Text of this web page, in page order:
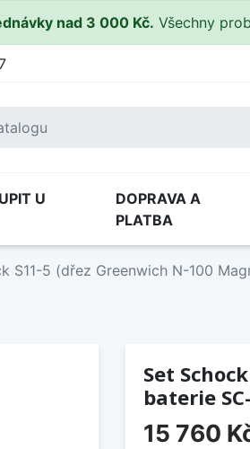
nad 3 000 Kč. Všechny
U
DOPRAVA A
PLATBA
S11-5 (dřez Greenwich N-100
Set
baterie
15 760